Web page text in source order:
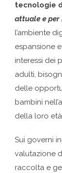
tecnologie
attuale e
l’ambiente
espansione
interessi dei
adulti,
delle
bambini
della loro
Sui governi
valutazione
raccolta e